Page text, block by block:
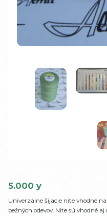
5.000 y
Univerzálne šijacie nite vhodné
bežných odevov. Nite sú vhodné